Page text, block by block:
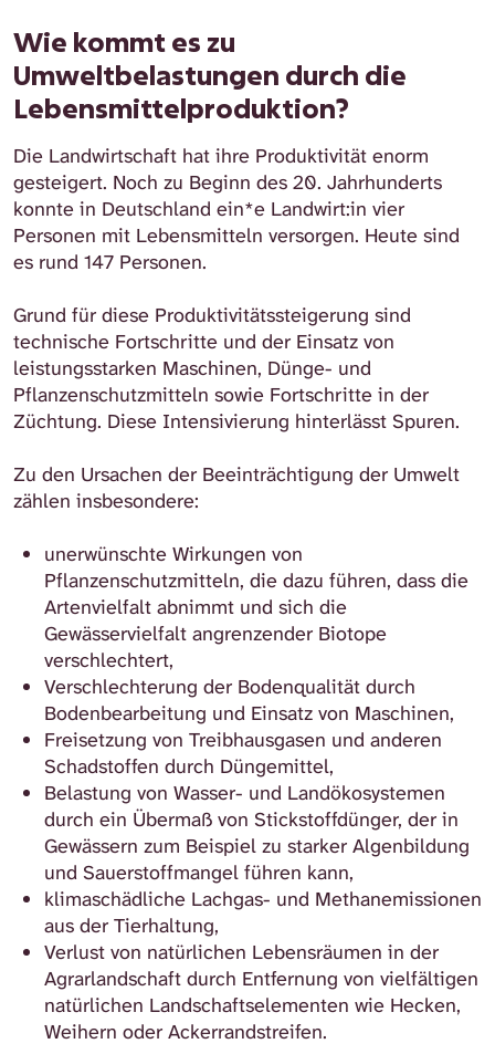
Wie kommt es zu
Umweltbelastungen durch die
Lebensmittelproduktion?
Die Landwirtschaft hat ihre Produktivität enorm
gesteigert. Noch zu Beginn des 20. Jahrhunderts
konnte in Deutschland ein*e Landwirt:in vier
Personen mit Lebensmitteln versorgen. Heute sind
es rund 147 Personen.
Grund für diese Produktivitätssteigerung sind
technische Fortschritte und der Einsatz von
leistungsstarken Maschinen, Dünge- und
Pflanzenschutzmitteln sowie Fortschritte in der
Züchtung. Diese Intensivierung hinterlässt Spuren.
Zu den Ursachen der Beeinträchtigung der Umwelt
zählen insbesondere:
unerwünschte Wirkungen von
Pflanzenschutzmitteln, die dazu führen, dass die
Artenvielfalt abnimmt und sich die
Gewässervielfalt angrenzender Biotope
verschlechtert,
Verschlechterung der Bodenqualität durch
Bodenbearbeitung und Einsatz von Maschinen,
Freisetzung von Treibhausgasen und anderen
Schadstoffen durch Düngemittel,
Belastung von Wasser- und Landökosystemen
durch ein Übermaß von Stickstoffdünger, der in
Gewässern zum Beispiel zu starker Algenbildung
und Sauerstoffmangel führen kann,
klimaschädliche Lachgas- und Methanemissionen
aus der Tierhaltung,
Verlust von natürlichen Lebensräumen in der
Agrarlandschaft durch Entfernung von vielfältigen
natürlichen Landschaftselementen wie Hecken,
Weihern oder Ackerrandstreifen.